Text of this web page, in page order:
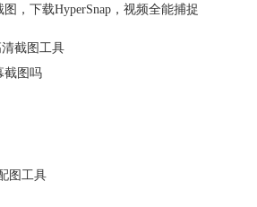
图 ， 下载HyperSnap ， 视频全能捕捉
截图工具
截图吗
图工具